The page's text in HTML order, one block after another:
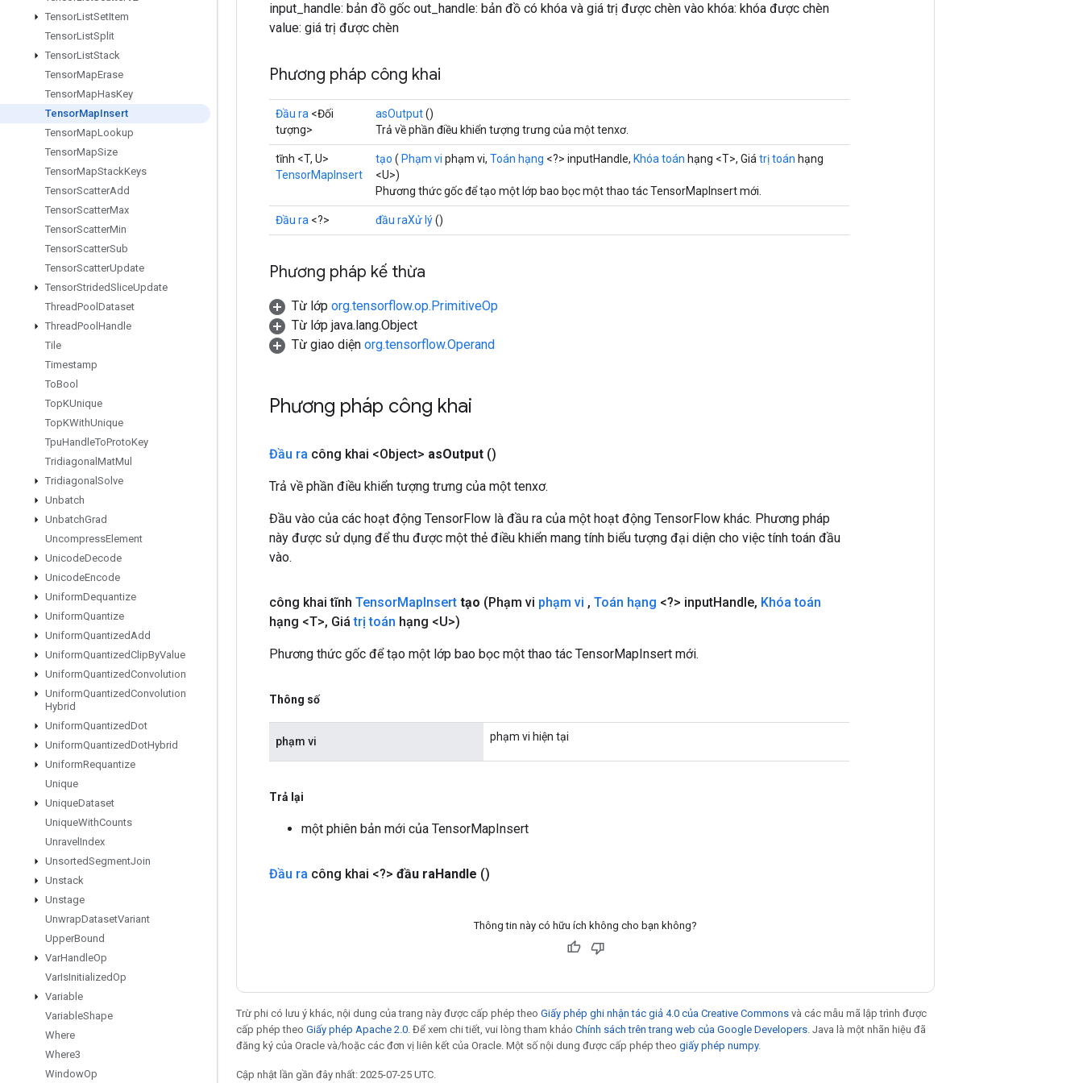
TensorListSetItem
TensorListSplit
TensorListStack
TensorMapErase
TensorMapHasKey
TensorMapInsert
TensorMapLookup
TensorMapSize
TensorMapStackKeys
TensorScatterAdd
TensorScatterMax
TensorScatterMin
TensorScatterSub
TensorScatterUpdate
TensorStridedSliceUpdate
ThreadPool Dataset
ThreadPool Handle
Tile
Timestamp
ToBool
TopKUnique
TopKWithUnique
TpuHandleToProtoKey
Tridiagonal MatMul
Tridiagonal Solve
Unbatch
UnbatchGrad
UncompressElement
UnicodeDecode
UnicodeEncode
UniformDequantize
UniformQuantize
UniformQuantizedAdd
UniformQuantizedClipByValue
UniformQuantizedConvolution
UniformQuantizedConvolution
Hybrid
UniformQuantizedDot
UniformQuantizedDotHybrid
UniformRequantize
Unique
UniqueDataset
UniqueWithCounts
Unravel Index
UnsortedSegmentJoin
Unstack
Unstage
UnwrapDatasetVariant
UpperBound
VarHandleOp
VarIsInitializedOp
Variable
VariableShape
Where
Where3
WindowOp
input_handle: bản đồ gốc out_handle: bản đồ có khóa và giá trị được chèn vào khóa: khóa được chèn
value: giá trị được chèn
Phương pháp công khai
Đầu ra <Đối
tượng>
asOutput()
Trả về phần điều khiển tượng trưng của một tenxơ.
tĩnh <T, U>
TensorMapInsert
tạo ( Phạm vi phạm vi, Toán hạng <?> inputHandle, Khóa toán hạng <T>, Giá trị toán hạng
<U>)
Phương thức gốc để tạo một lớp bao bọc một thao tác TensorMapInsert mới.
Đầu ra <?> đầu raXử lý()
Phương pháp kế thừa
Từ lớp org.tensorflow.op.PrimitiveOp
Từ lớp java.lang.Object
Từ giao diện org.tensorflow.Operand
Phương pháp công khai
Đầu ra công khai <Object> asOutput ()
Trả về phần điều khiển tượng trưng của một tenxơ.
Đầu vào của các hoạt động TensorFlow là đầu ra của một hoạt động TensorFlow khác. Phương pháp
này được sử dụng để thu được một thẻ điều khiển mang tính biểu tượng đại diện cho việc tính toán đầu
vào.
công khai tĩnh TensorMapInsert tạo (Phạm vi phạm vi , Toán hạng <?> inputHandle, Khóa toán
hạng <T>, Giátrị toán hạng <U>)
Phương thức gốc để tạo một lớp bao bọc một thao tác TensorMapInsert mới.
Thông số
phạm vi phạm vi hiện tại
Trả lại
một phiên bản mới của TensorMapInsert
Đầu ra công khai <?> đầu raHandle ()
Thông tin này có hữu ích không cho bạn không?
Trừ phi có lưu ý khác, nội dung của trang này được cấp phép theo Giấy phép ghi nhận tác giả 4.0 của Creative Commons và các mẫu mã lập trình được
cấp phép theo Giấy phép Apache 2.0 . Để xem chi tiết, vui lòng tham khảo Chính sách trên trang web của Google Developers . Java là một nhãn hiệu đã
đăng ký của Oracle và/hoặc các đơn vị liên kết của Oracle. Một số nội dung được cấp phép theo giấy phép numpy.
Cập nhật lần gần đây nhất: 2025-07-25 UTC.